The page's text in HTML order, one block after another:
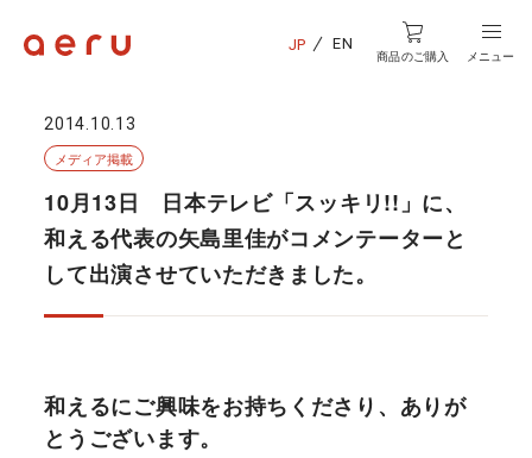
JP EN
商品のご購入 メニュー
2014.10.13
メディア掲載
10月13日 日本テレビ「スッキリ!!」に、
和える代表の矢島里佳がコメンテーターと
して出演させていただきました。
和えるにご興味をお持ちくださり、ありが
とうございます。